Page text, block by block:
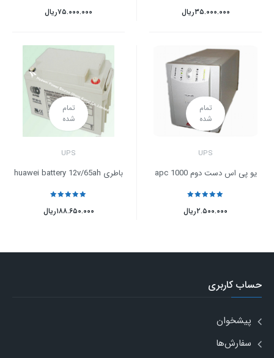
ریال۳۵.۰۰۰.۰۰۰ ریال۷۵.۰۰۰.۰۰۰
تمام
شده
UPS
یو پی اس دست دوم apc 1000
ریال۲.۵۰۰.۰۰۰
تمام
شده
UPS
باطری huawei battery 12v/65ah
ریال۱۸۸.۶۵۰.۰۰۰
حساب کاربری
پیشخوان
سفارش‌ها